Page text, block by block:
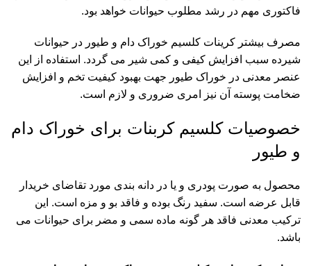
فاکتوری مهم در رشد مطلوب حیوانات خواهد بود.
مصرف بیشتر کرینات کلسیم خوراک دام و طیور در حیوانات
شیرده سبب افزایش کیفی و کمی شیر می گردد. استفاده از این
عنصر معدنی در خوراک طیور جهت بهبود کیفیت تخم و افزایش
ضخامت پوسته آن نیز امری ضروری و لازم است.
خصوصیات کلسیم کربنات برای خوراک دام
و طیور
محصول به صورت پودری و یا در دانه بندی مورد تقاضای خریدار
قابل عرضه است. سفید رنگ بوده و فاقد بو و مزه است. این
ترکیب معدنی فاقد هر گونه ماده سمی و مضر برای حیوانات می
باشد.